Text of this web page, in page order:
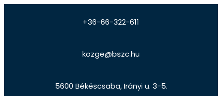
+36-66-322-611
kozge@bszc.hu
5600 Békéscsaba, Irányi u. 3-5.